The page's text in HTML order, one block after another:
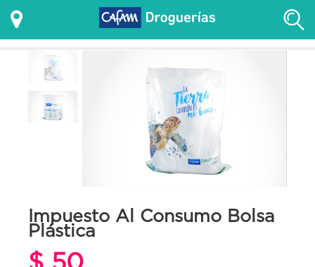
Impuesto Al Consumo Bolsa
Plástica